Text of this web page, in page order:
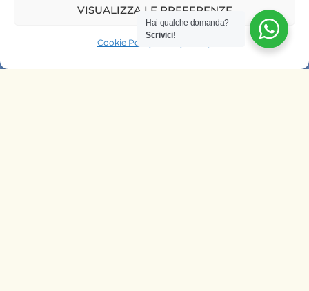
VISUALIZZA LE PREFERENZE
Cookie Policy
SAFARI KENYA
SAFARI TANZANIA
Hai qualche domanda?
Scrivici!